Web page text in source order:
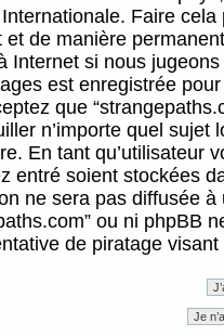
Faire
et de manière
Internet si nous
est enregistrée
que
n’importe quel sujet
En tant qu’utilisateur
entré soient stockées
ne sera pas diffusée
ou ni phpBB
de piratage